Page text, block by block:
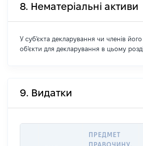
8. Нематеріальні активи
У суб'єкта декларування чи членів його
об'єкти для декларування в цьому
9. Видатки
ПРЕДМЕТ
ПРАВОЧИНУ,